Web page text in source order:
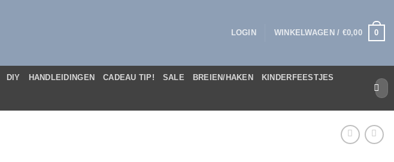
LOGIN WINKELWAGEN / €0,00 0
DIY HANDLEIDINGEN CADEAU TIP! SALE BREIEN/HAKEN KINDERFEESTJES
naar: